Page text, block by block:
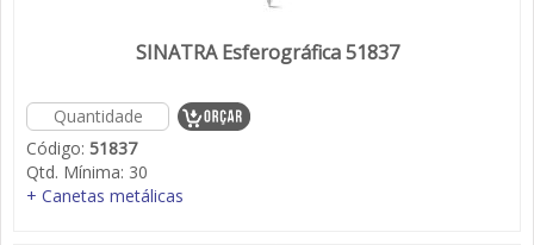
SINATRA Esferográfica 51837
Código: 51837
Qtd. Mínima: 30
+ Canetas metálicas